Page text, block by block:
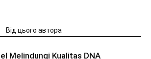
Від цього автора
Melindungi Kualitas DNA